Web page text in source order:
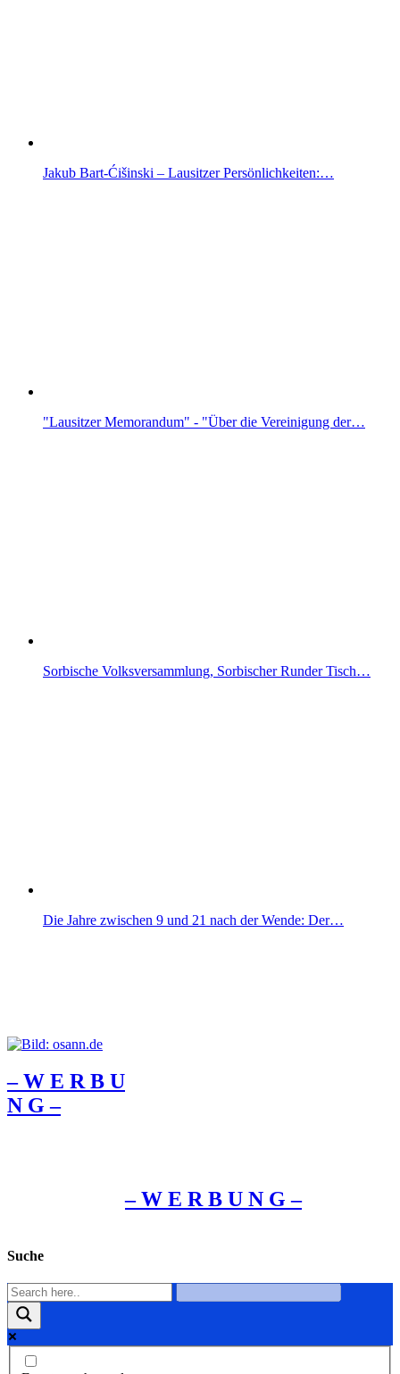
Jakub Bart-Ćišinski – Lausitzer Persönlichkeiten:…
"Lausitzer Memorandum" - "Über die Vereinigung der…
Sorbische Volksversammlung, Sorbischer Runder Tisch…
Die Jahre zwischen 9 und 21 nach der Wende: Der…
– W Ε R Β U
Ν G –
– W Ε R Β U Ν G –
Suche